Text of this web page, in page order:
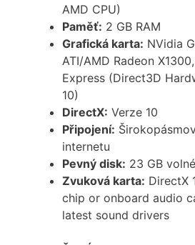
AMD CPU)
Paměť: 2 GB RAM
Grafická karta: NVidia
ATI/AMD Radeon
Express (Direct3D
10)
DirectX: Verze 10
Připojení:
internetu
Pevný disk: 23 GB
Zvuková karta: DirectX
chip or onboard audio
latest sound drivers